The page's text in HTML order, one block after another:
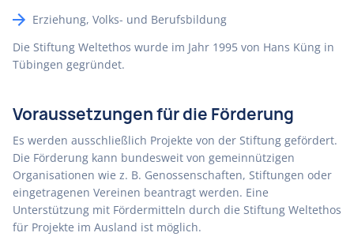
Erziehung, Volks- und Berufsbildung
Die Stiftung Weltethos wurde im Jahr 1995 von Hans Küng in
Tübingen gegründet.
Voraussetzungen für die Förderung
Es werden ausschließlich Projekte von der Stiftung gefördert.
Die Förderung kann bundesweit von gemeinnützigen
Organisationen wie z. B. Genossenschaften, Stiftungen oder
eingetragenen Vereinen beantragt werden. Eine
Unterstützung mit Fördermitteln durch die Stiftung Weltethos
für Projekte im Ausland ist möglich.